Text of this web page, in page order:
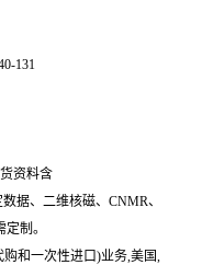
131
资料含
据、二维核磁、CNMR、
制。
和一次性进口)业务,美国,